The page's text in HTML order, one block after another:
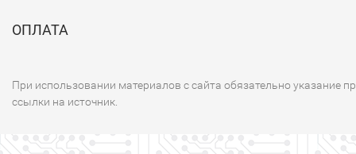
ОПЛАТА
При использовании материалов с сайта обязательно указание
ссылки на источник.